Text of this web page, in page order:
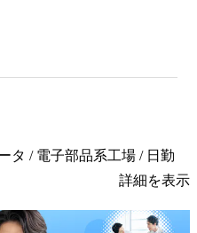
タ / 電子部品系工場 / 日勤
詳細を表示